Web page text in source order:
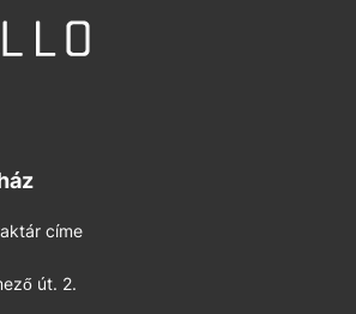
címe
út. 2.